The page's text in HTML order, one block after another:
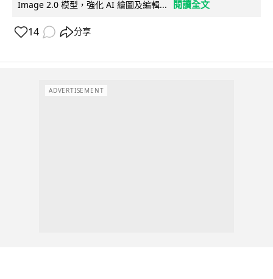
Image 2.0 模型，強化 AI 繪圖及編輯...
閱讀全文
14 分享
ADVERTISEMENT